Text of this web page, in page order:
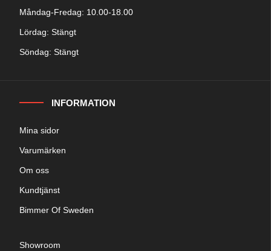
Måndag-Fredag: 10.00-18.00
Lördag: Stängt
Söndag: Stängt
INFORMATION
Mina sidor
Varumärken
Om oss
Kundtjänst
Bimmer Of Sweden
Showroom